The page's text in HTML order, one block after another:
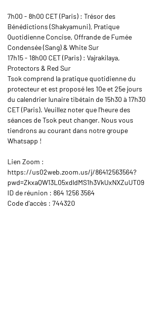
7h00 - 8h00 CET (Paris) : Trésor des
Bénédictions (Shakyamuni), Pratique
Quotidienne Concise, Offrande de Fumée
Condensée (Sang) & White Sur
17h15 - 18h00 CET (Paris) : Vajrakilaya,
Protectors & Red Sur
Tsok comprend la pratique quotidienne du
protecteur et est proposé les 10e et 25e jours
du calendrier lunaire tibétain de 15h30 à 17h30
CET (Paris). Veuillez noter que l'heure des
séances de Tsok peut changer. Nous vous
tiendrons au courant dans notre groupe
Whatsapp !
Lien Zoom :
https://us02web.zoom.us/j/86412563564?
pwd=ZkxaQW13L05xdldMS1h3VkUxNXZuUT09
ID de réunion : 864 1256 3564
Code d'accès : 744320